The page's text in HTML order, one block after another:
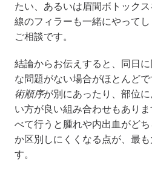
たい、あるいは眉間ボトック
線のフィラーも一緒にやって
ご相談です。
結論からお伝えすると、同日
な問題がない場合がほとんどで
術順序が別にあったり、部位
い方が良い組み合わせもあり
べて行うと腫れや内出血がど
か区別しにくくなる点が、最
す。